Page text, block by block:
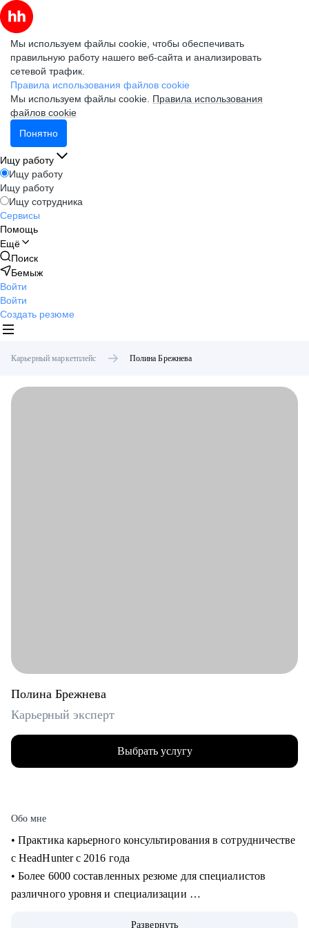
Мы используем файлы cookie, чтобы обеспечивать
правильную работу нашего веб-сайта и анализировать
сетевой трафик.
Правила использования файлов cookie
Мы используем файлы cookie. Правила использования
файлов cookie
Понятно
Ищу работу
Ищу работу
Ищу работу
Ищу сотрудника
Сервисы
Помощь
Ещё
Поиск
Бемыж
Войти
Войти
Создать резюме
Карьерный маркетплейс Полина Брежнева
Полина Брежнева
Карьерный эксперт
Выбрать услугу
Обо мне
• Практика карьерного консультирования в сотрудничестве
с HeadHunter с 2016 года
• Более 6000 составленных резюме для специалистов
различного уровня и специализации
Развернуть